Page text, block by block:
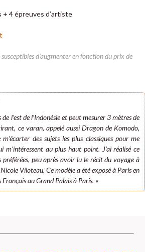
+ 4 épreuves d’artiste
d’augmenter en fonction du prix de
l’est de l’Indonésie et peut mesurer 3 mètres de
ce varan, appelé aussi Dragon de Komodo,
des sujets les plus classiques pour me
m’intéressent au plus haut point. J’ai réalisé ce
préférées, peu après avoir lu le récit du voyage à
Viloteau. Ce modèle a été exposé à Paris en
au Grand Palais à Paris. »